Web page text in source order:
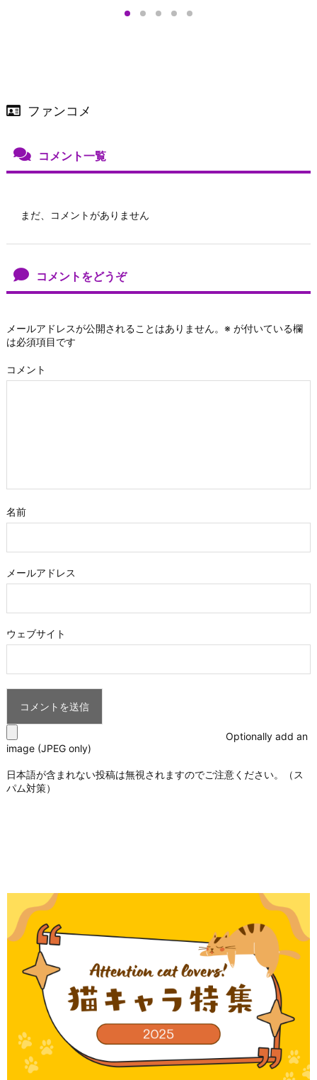
ファンコメ
コメント一覧
まだ、コメントがありません
コメントをどうぞ
メールアドレスが公開されることはありません。 ※ が付いている欄
は必須項目です
コメント
名前
メールアドレス
ウェブサイト
Optionally add an
image (JPEG only)
日本語が含まれない投稿は無視されますのでご注意ください。（ス
パム対策）